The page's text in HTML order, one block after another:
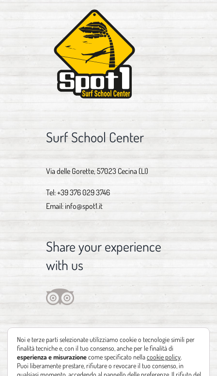
Surf School Center
Via delle Gorette, 57023 Cecina (LI)
Tel:+39 376 029 3746
Email: info@spot1.it
Share your experience
with us
Noi e terze parti selezionate utilizziamo cookie o tecnologie simili per
finalità tecniche e, con il tuo consenso, anche per le finalità di
esperienza e misurazionecome specificato nellacookie policy
Puoi liberamente prestare, rifiutare o revocare il tuo consenso, in
qualsiasi momento, accedendo al pannello delle preferenze. Il rifiuto del